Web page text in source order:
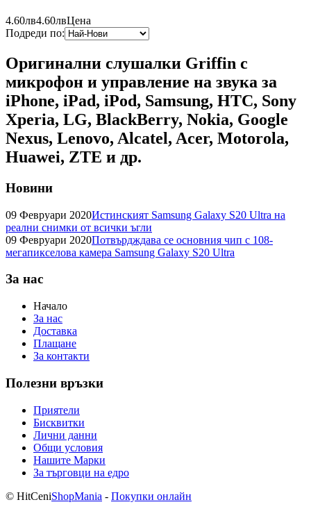
4.60лв4.60лвЦена
Подреди по:
Оригинални слушалки Griffin с
микрофон и управление на звука за
iPhone, iPad, iPod, Samsung, HTC, Sony
Xperia, LG, BlackBerry, Nokia, Google
Nexus, Lenovo, Alcatel, Acer, Motorola,
Huawei, ZTE и др.
Новини
09 Февруари 2020Истинският Samsung Galaxy S20 Ultra на
реални снимки от всички ъгли
09 Февруари 2020Потвърдждава се основния чип с 108-
мегапикселова камера Samsung Galaxy S20 Ultra
За нас
Начало
За нас
Доставка
Плащане
За контакти
Полезни връзки
Приятели
Бисквитки
Лични данни
Общи условия
Нашите Марки
За търговци на едро
© HitCeniShopMania - Покупки онлайн